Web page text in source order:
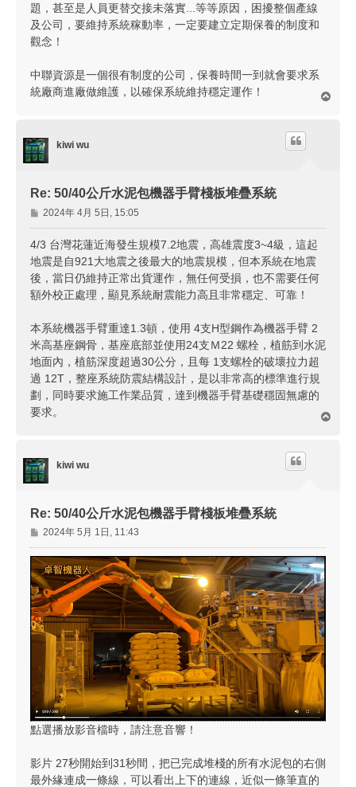
題，甚至是人員更替交接未落實...等等原因，困擾整個產線
及公司，要維持系統稼動率，一定要建立定期保養的制度和
觀念！
中聯資源是一個很有制度的公司，保養時間一到就會要求系
統廠商進廠做維護，以確保系統維持穩定運作！
kiwi wu
Re: 50/40公斤水泥包機器手臂棧板堆疊系統
文
章
2024年 4月 5日, 15:05
4/3 台灣花蓮近海發生規模7.2地震，高雄震度3~4級，這起
地震是自921大地震之後最大的地震規模，但本系統在地震
後，當日仍維持正常出貨運作，無任何受損，也不需要任何
額外校正處理，顯見系統耐震能力高且非常穩定、可靠！
本系統機器手臂重達1.3頓，使用 4支H型鋼作為機器手臂 2
米高基座鋼骨，基座底部並使用24支Ｍ22 螺栓，植筋到水泥
地面內，植筋深度超過30公分，且每 1支螺栓的破壞拉力超
過 12T，整座系統防震結構設計，是以非常高的標準進行規
劃，同時要求施工作業品質，達到機器手臂基礎穩固無慮的
要求。
kiwi wu
Re: 50/40公斤水泥包機器手臂棧板堆疊系統
文
章
2024年 5月 1日, 11:43
點選播放影音檔時，請注意音響！
影片 27秒開始到31秒間，把已完成堆棧的所有水泥包的右側
最外緣連成一條線，可以看出上下的連線，近似一條筆直的